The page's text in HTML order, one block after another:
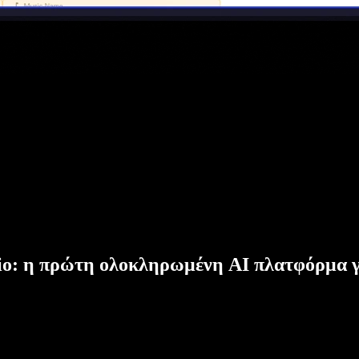
η πρώτη ολοκληρωμένη AI πλατφόρμα